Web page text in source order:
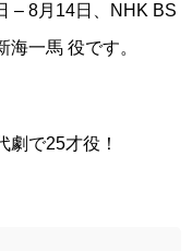
– 8月14日、NHK BS
一馬 役です。
劇で25才役！